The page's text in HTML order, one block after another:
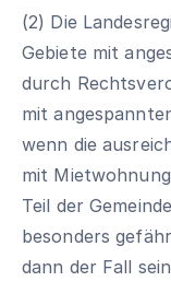
(2) Die
Gebiete mit
durch
mit
wenn die
mit
Teil der
besonders
dann der Fall